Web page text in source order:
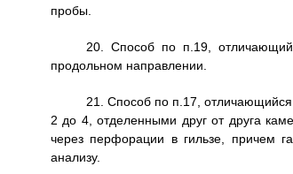
пробы.
20. Способ по п.19,
продольном направлении.
21. Способ по п.17, отличающийся
2 до 4, отделенными друг от друга
через перфорации в гильзе, причем
анализу.